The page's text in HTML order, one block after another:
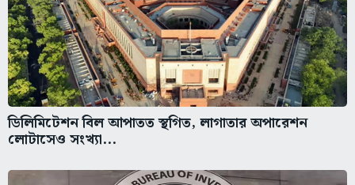
ডিলিমিটেশন বিল আপাতত স্থগিত, লাগাতার অপারেশন
লোটাসেও সংখ্যা...